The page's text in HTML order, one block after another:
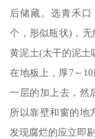
后储藏。选青禾
个，形似瓶状)，
黄泥土(太干的泥土
在地板上，厚7～
一层的加上去，然
所以靠壁和窗的地
发现腐烂的应立即